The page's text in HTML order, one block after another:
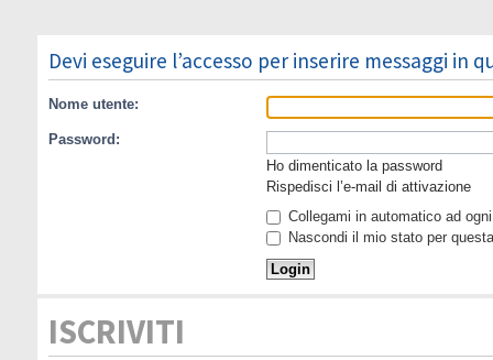
Devi eseguire l’accesso per inserire messaggi in
Nome utente:
Password:
Ho dimenticato la password
Rispedisci l’e-mail di attivazione
Collegami in automatico ad
Nascondi il mio stato per
ISCRIVITI